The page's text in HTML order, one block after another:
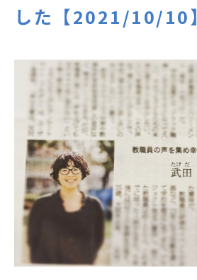
した【2021/10/10】